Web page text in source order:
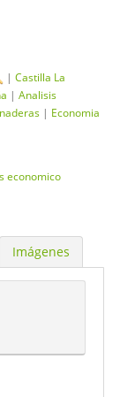
| Castilla La
| Analisis
| Economia
economico
Imágenes